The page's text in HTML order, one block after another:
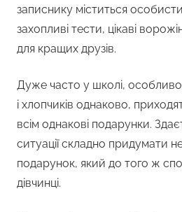
записнику міститься
захопливі тести, цікаві
для кращих друзів.
Дуже часто у школі, особливо
і хлопчиків однаково,
всім однакові подарунки.
ситуації складно придумати
подарунок, який до того ж
дівчинці.